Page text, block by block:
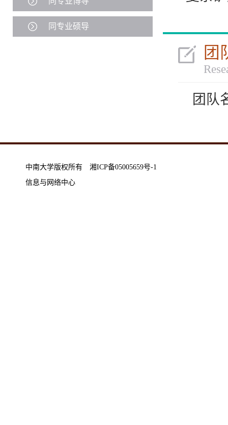
同专业硕导
团
团队
中南大学版权所有 湘ICP备05005659号-1
信息与网络中心